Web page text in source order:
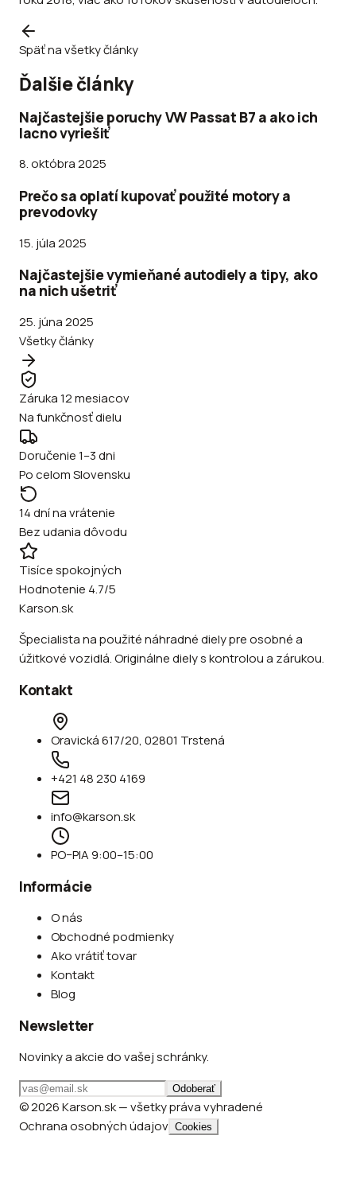
Späť na všetky články
Ďalšie články
Najčastejšie poruchy VW Passat B7 a ako ich
lacno vyriešiť
8. októbra 2025
Prečo sa oplatí kupovať použité motory a
prevodovky
15. júla 2025
Najčastejšie vymieňané autodiely a tipy, ako
na nich ušetriť
25. júna 2025
Všetky články
Záruka 12 mesiacov
Na funkčnosť dielu
Doručenie 1–3 dni
Po celom Slovensku
14 dní na vrátenie
Bez udania dôvodu
Tisíce spokojných
Hodnotenie 4.7/5
Karson.sk
Špecialista na použité náhradné diely pre osobné a
úžitkové vozidlá. Originálne diely s kontrolou a zárukou.
Kontakt
Oravická 617/20, 02801 Trstená
+421 48 230 4169
info@karson.sk
PO–PIA 9:00–15:00
Informácie
O nás
Obchodné podmienky
Ako vrátiť tovar
Kontakt
Blog
Newsletter
Novinky a akcie do vašej schránky.
Odoberať
© 2026 Karson.sk — všetky práva vyhradené
Ochrana osobných údajov Cookies